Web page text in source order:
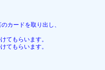
カードを取り出し、
てもらいます。
てもらいます。